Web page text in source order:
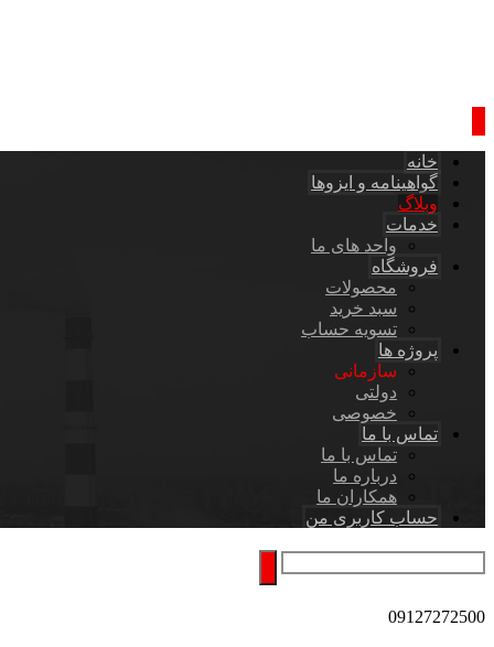
خانه
گواهینامه و ایزوها
وبلاگ
خدمات
واحد های ما
فروشگاه
محصولات
سبد خرید
تسویه حساب
پروژه ها
سازمانی
دولتی
خصوصی
تماس با ما
تماس با ما
درباره ما
همکاران ما
حساب کاربری من
09127272500